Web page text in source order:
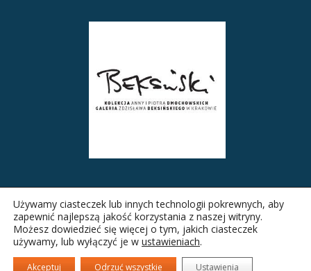
Używamy ciasteczek lub innych technologii pokrewnych, aby
zapewnić najlepszą jakość korzystania z naszej witryny.
Możesz dowiedzieć się więcej o tym, jakich ciasteczek
używamy, lub wyłączyć je w ustawieniach.
Akceptuj Odrzuć wszystkie Ustawienia